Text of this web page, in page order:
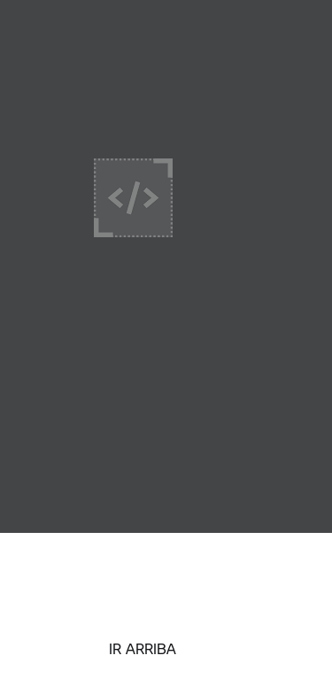
IR ARRIBA